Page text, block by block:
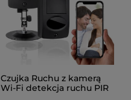
Czujka Ruchu z kamerą
Wi-Fi detekcja ruchu PIR